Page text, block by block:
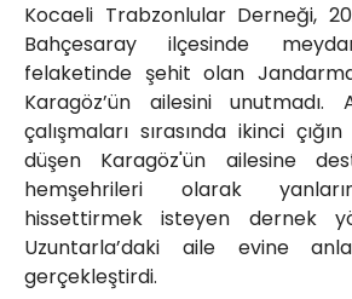
Kocaeli Trabzonlular Derneği,
Bahçesaray ilçesinde
felaketinde şehit olan
Karagöz’ün ailesini
çalışmaları sırasında ikinci
düşen Karagöz'ün ailesine
hemşehrileri olarak
hissettirmek isteyen dernek
Uzuntarla’daki aile evine
gerçekleştirdi.